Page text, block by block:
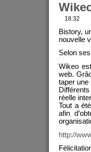
18:32
Bistory,
nouvelle
Selon
Wikeo
web.
taper une
réelle
Tout a
afin
http://